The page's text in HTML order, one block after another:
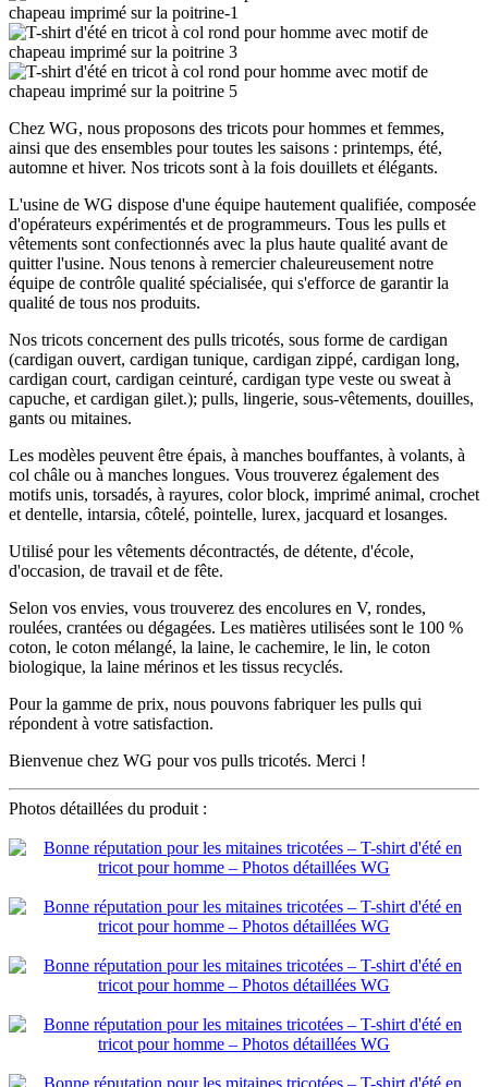
Chez WG, nous proposons des tricots pour hommes et femmes,
ainsi que des ensembles pour toutes les saisons : printemps, été,
automne et hiver. Nos tricots sont à la fois douillets et élégants.
L'usine de WG dispose d'une équipe hautement qualifiée, composée
d'opérateurs expérimentés et de programmeurs. Tous les pulls et
vêtements sont confectionnés avec la plus haute qualité avant de
quitter l'usine. Nous tenons à remercier chaleureusement notre
équipe de contrôle qualité spécialisée, qui s'efforce de garantir la
qualité de tous nos produits.
Nos tricots concernent des pulls tricotés, sous forme de cardigan
(cardigan ouvert, cardigan tunique, cardigan zippé, cardigan long,
cardigan court, cardigan ceinturé, cardigan type veste ou sweat à
capuche, et cardigan gilet.); pulls, lingerie, sous-vêtements, douilles,
gants ou mitaines.
Les modèles peuvent être épais, à manches bouffantes, à volants, à
col châle ou à manches longues. Vous trouverez également des
motifs unis, torsadés, à rayures, color block, imprimé animal, crochet
et dentelle, intarsia, côtelé, pointelle, lurex, jacquard et losanges.
Utilisé pour les vêtements décontractés, de détente, d'école,
d'occasion, de travail et de fête.
Selon vos envies, vous trouverez des encolures en V, rondes,
roulées, crantées ou dégagées. Les matières utilisées sont le 100 %
coton, le coton mélangé, la laine, le cachemire, le lin, le coton
biologique, la laine mérinos et les tissus recyclés.
Pour la gamme de prix, nous pouvons fabriquer les pulls qui
répondent à votre satisfaction.
Bienvenue chez WG pour vos pulls tricotés. Merci !
Photos détaillées du produit :